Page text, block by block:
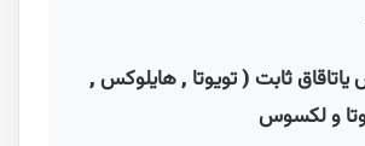
ثابت ( تویوتا , هایلوکس ,
و لکسوس